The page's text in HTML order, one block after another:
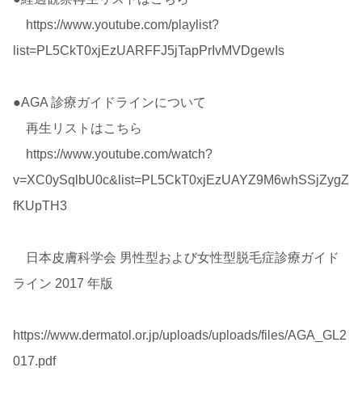
https://www.youtube.com/playlist?
list=PL5CkT0xjEzUARFFJ5jTapPrIvMVDgewIs
●AGA 診療ガイドラインについて
再生リストはこちら
https://www.youtube.com/watch?
v=XC0ySqlbU0c&list=PL5CkT0xjEzUAYZ9M6whSSjZygZ
fKUpTH3
日本皮膚科学会 男性型および女性型脱毛症診療ガイド
ライン 2017 年版
https://www.dermatol.or.jp/uploads/uploads/files/AGA_GL2
017.pdf